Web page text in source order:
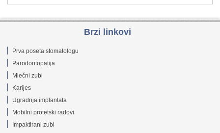
Brzi linkovi
Prva poseta stomatologu
Parodontopatija
Mlečni zubi
Karijes
Ugradnja implantata
Mobilni protetski radovi
Impaktirani zubi